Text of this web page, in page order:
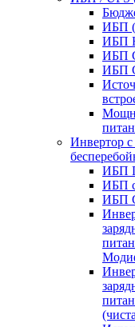
ИБП
ИБП
ИБП
ИБП
Инвертор
ИБП
ИБП
ИБП